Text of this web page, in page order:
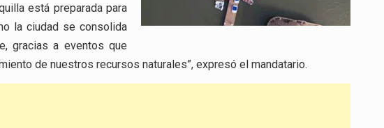
está preparada para
la ciudad se consolida
gracias a eventos que
de nuestros recursos naturales”, expresó el mandatario.